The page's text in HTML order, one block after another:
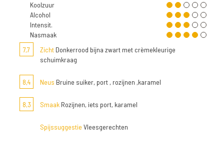
Koolzuur
Alcohol
Intensit.
Nasmaak
7,7
Zicht Donkerrood bijna zwart met crèmekleurige
schuimkraag
8,4 Neus Bruine suiker, port , rozijnen ,karamel
8,3 Smaak Rozijnen, iets port, karamel
Spijssuggestie Vleesgerechten